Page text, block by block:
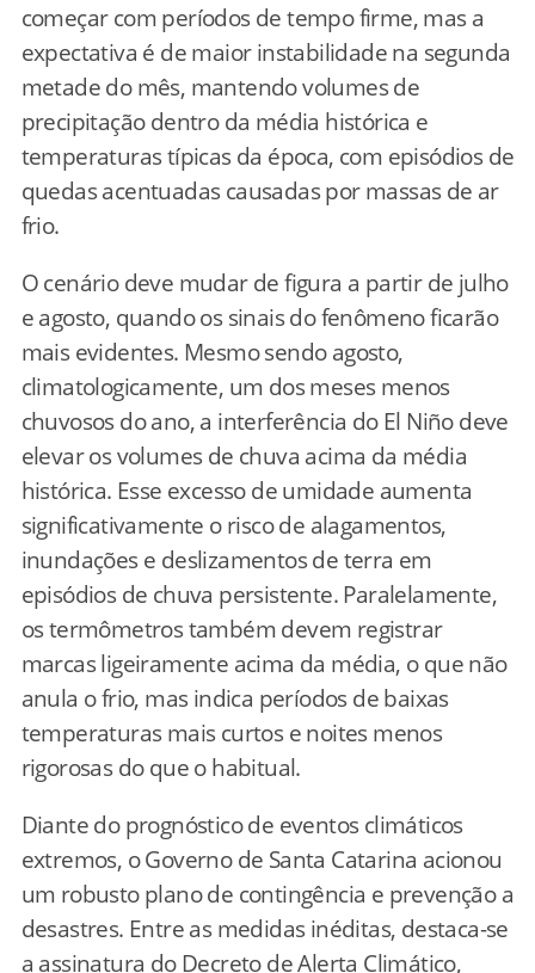
começar com períodos de tempo firme, mas a
expectativa é de maior instabilidade na segunda
metade do mês, mantendo volumes de
precipitação dentro da média histórica e
temperaturas típicas da época, com episódios de
quedas acentuadas causadas por massas de ar
frio.
O cenário deve mudar de figura a partir de julho
e agosto, quando os sinais do fenômeno ficarão
mais evidentes. Mesmo sendo agosto,
climatologicamente, um dos meses menos
chuvosos do ano, a interferência do El Niño deve
elevar os volumes de chuva acima da média
histórica. Esse excesso de umidade aumenta
significativamente o risco de alagamentos,
inundações e deslizamentos de terra em
episódios de chuva persistente. Paralelamente,
os termômetros também devem registrar
marcas ligeiramente acima da média, o que não
anula o frio, mas indica períodos de baixas
temperaturas mais curtos e noites menos
rigorosas do que o habitual.
Diante do prognóstico de eventos climáticos
extremos, o Governo de Santa Catarina acionou
um robusto plano de contingência e prevenção a
desastres. Entre as medidas inéditas, destaca-se
a assinatura do Decreto de Alerta Climático,